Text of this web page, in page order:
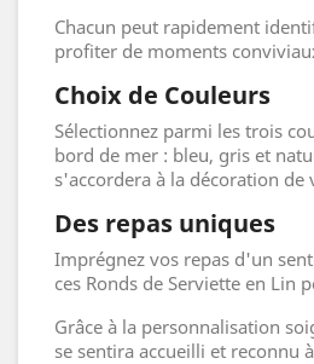
Chacun peut rapidement
profiter de moments
Choix de Couleurs
Sélectionnez parmi les trois
bord de mer : bleu, gris et
s'accordera à la décoration de
Des repas uniques
Imprégnez vos repas d'un
ces Ronds de Serviette en Lin
Grâce à la personnalisation
se sentira accueilli et reconnu